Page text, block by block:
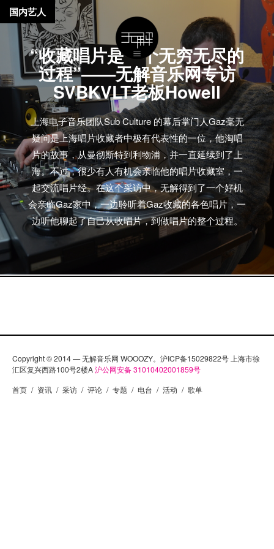
“收藏唱片是一个无穷无尽的
过程”——无解音乐网专访
SVBKVLT老板Howell
上海电子音乐团队Sub Culture 的幕后掌门人Gaz毫无
疑问是上海唱片收藏者中极有代表性的一位，他淘唱
片的故事，从曼彻斯特到利物浦，并一直延续到了上
海。不过，很少有人有机会亲临他的唱片收藏室，一
起交流唱片经。在这个采访中，无解得到了一个好机
会亲临Gaz家中，一边聆听着Gaz收藏的各色唱片，一
边听他聊起了自己从收唱片，到做唱片的整个过程。
国内艺人
Copyright © 2014 — 无解音乐网 WOOOZY。沪ICP备15029822号 上海市徐
汇区复兴西路100号2楼A沪公网安备 31010402001859号
首页 / 资讯 / 采访 / 评论 / 专题 / 电台 / 活动 / 歌单